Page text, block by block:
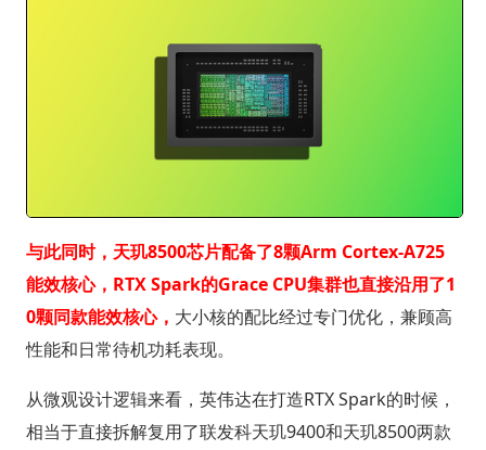
与此同时，天玑8500芯片配备了8颗Arm Cortex-A725
能效核心，RTX Spark的Grace CPU集群也直接沿用了1
0颗同款能效核心， 大小核的配比经过专门优化，兼顾高
性能和日常待机功耗表现。
从微观设计逻辑来看，英伟达在打造RTX Spark的时候，
相当于直接拆解复用了联发科天玑9400和天玑8500两款